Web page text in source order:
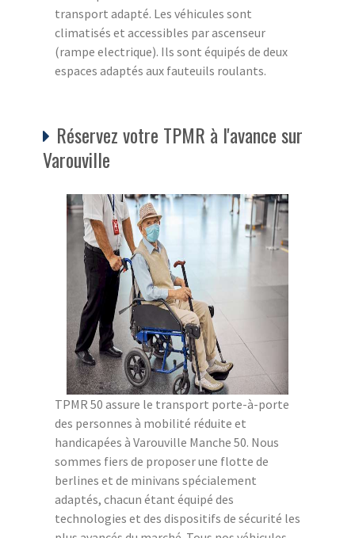
transport adapté. Les véhicules sont
climatisés et accessibles par ascenseur
(rampe electrique). Ils sont équipés de deux
espaces adaptés aux fauteuils roulants.
Réservez votre TPMR à l'avance sur
Varouville
TPMR 50 assure le transport porte-à-porte
des personnes à mobilité réduite et
handicapées à Varouville Manche 50. Nous
sommes fiers de proposer une flotte de
berlines et de minivans spécialement
adaptés, chacun étant équipé des
technologies et des dispositifs de sécurité les